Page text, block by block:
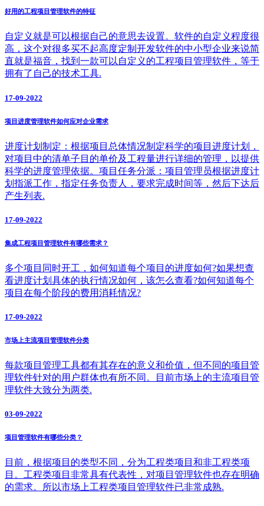
好用的工程项目管理软件的特征
自定义就是可以根据自己的意思去设置。软件的自定义程度很
高，这个对很多买不起高度定制开发软件的中小型企业来说简
直就是福音，找到一款可以自定义的工程项目管理软件，等于
拥有了自己的技术工具.
17-09-2022
项目进度管理软件如何应对企业需求
进度计划制定：根据项目总体情况制定科学的项目进度计划，
对项目中的清单子目的单价及工程量进行详细的管理，以提供
科学的进度管理依据。项目任务分派：项目管理员根据进度计
划指派工作，指定任务负责人，要求完成时间等，然后下达后
产生列表.
17-09-2022
集成工程项目管理软件有哪些需求？
多个项目同时开工，如何知道每个项目的进度如何?如果想查
看进度计划具体的执行情况如何，该怎么查看?如何知道每个
项目在每个阶段的费用消耗情况?
17-09-2022
市场上主流项目管理软件分类
每款项目管理工具都有其存在的意义和价值，但不同的项目管
理软件针对的用户群体也有所不同。目前市场上的主流项目管
理软件大致分为两类.
03-09-2022
项目管理软件有哪些分类？
目前，根据项目的类型不同，分为工程类项目和非工程类项
目。工程类项目非常具有代表性，对项目管理软件也存在明确
的需求。所以市场上工程类项目管理软件已非常成熟.